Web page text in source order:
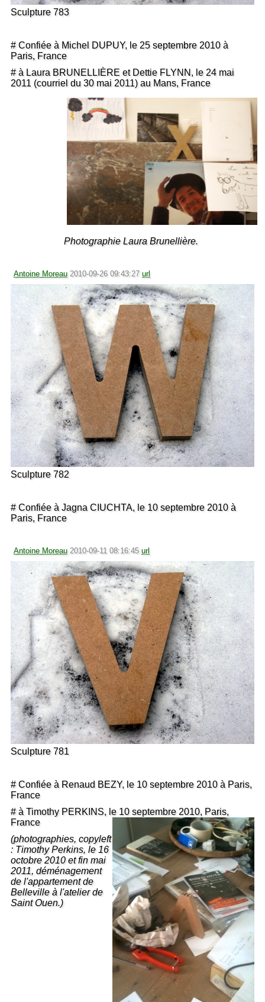
Sculpture 783
# Confiée à Michel DUPUY, le 25 septembre 2010 à
Paris, France
# à Laura BRUNELLIÈRE et Dettie FLYNN, le 24 mai
2011 (courriel du 30 mai 2011) au Mans, France
Photographie Laura Brunellière.
Antoine Moreau 2010-09-26 09:43:27 url
Sculpture 782
# Confiée à Jagna CIUCHTA, le 10 septembre 2010 à
Paris, France
Antoine Moreau 2010-09-11 08:16:45 url
Sculpture 781
# Confiée à Renaud BEZY, le 10 septembre 2010 à Paris,
France
# à Timothy PERKINS, le 10 septembre 2010, Paris,
France
(photographies, copyleft
: Timothy Perkins, le 16
octobre 2010 et fin mai
2011, déménagement
de l'appartement de
Belleville à l'atelier de
Saint Ouen.)